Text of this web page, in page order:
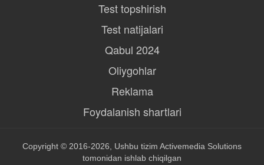
Test topshirish
Test natijalari
Qabul 2024
Oliygohlar
Reklama
Foydalanish shartlari
Copyright © 2016-2026, Ushbu tizim Activemedia Solutions
tomonidan ishlab chiqilgan